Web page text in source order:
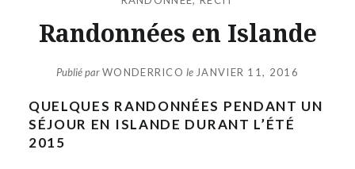
Randonnées en Islande
Publié parWONDERRICO le JANVIER 11, 2016
QUELQUES RANDONNÉES PENDANT UN
SÉJOUR EN ISLANDE DURANT L’ÉTÉ
2015